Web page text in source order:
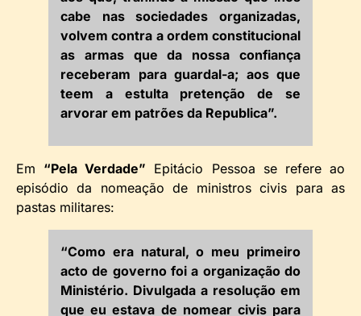
cabe nas sociedades organizadas,
volvem contra a ordem constitucional
as armas que da nossa confiança
receberam para guardal-a; aos que
teem a estulta pretenção de se
arvorar em patrões da Republica”.
Em “Pela Verdade” Epitácio Pessoa se refere ao
episódio da nomeação de ministros civis para as
pastas militares:
“Como era natural, o meu primeiro
acto de governo foi a organização do
Ministério. Divulgada a resolução em
que eu estava de nomear civis para